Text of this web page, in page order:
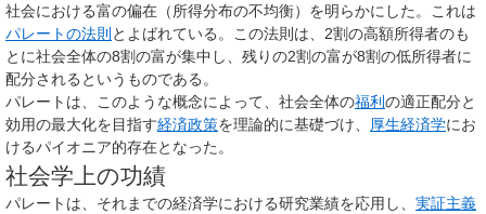
社会における富の偏在（所得分布の不均衡）を明らかにした。これは
パレートの法則とよばれている。この法則は、2割の高額所得者のも
とに社会全体の8割の富が集中し、残りの2割の富が8割の低所得者に
配分されるというものである。
パレートは、このような概念によって、社会全体の福利の適正配分と
効用の最大化を目指す経済政策を理論的に基礎づけ、 厚生経済学にお
けるパイオニア的存在となった。
社会学上の功績
パレートは、それまでの経済学における研究業績を応用し、 実証主義